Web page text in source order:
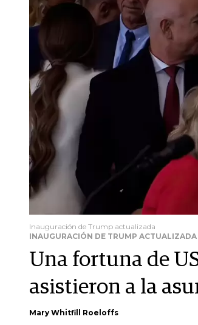
Inauguración de Trump actualizada
INAUGURACIÓN DE TRUMP ACTUALIZADA
Una fortuna de
asistieron a la
Mary Whitfill Roeloffs